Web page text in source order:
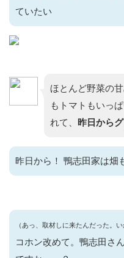
ていたい
ほとんど野菜の
もトマトもいっぱ
れて、 昨日から
昨日から！ 鴨志田家は畑
（あっ、取材しに来たんだった。
コホン改めて。鴨志田さ